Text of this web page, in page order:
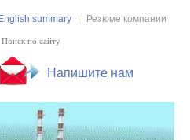
Напишите нам
English summary Резюме компании